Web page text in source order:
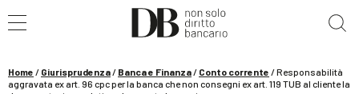
WEBINAR / 29 settembre
Pignoramento presso terzi e ruolo della banca
Home / Giurisprudenza/ Banca e Finanza/ Conto corrente /Responsabilità
aggravata ex art. 96 cpc per la banca che non consegni ex art. 119 TUB al cliente la